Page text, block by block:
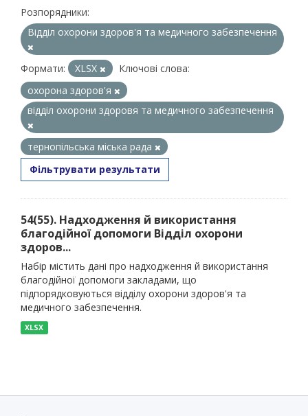
Розпорядники:
Відділ охорони здоров'я та медичного забезпечення
Формати: XLSX
Ключові слова:
охорона здоров'я
відділ охорони здоровя та медичного забезпечення
тернопільська міська рада
Фільтрувати результати
54(55). Надходження й використання
благодійної допомоги Відділ охорони
здоров...
Набір містить дані про надходження й використання
благодійної допомоги закладами, що
підпорядковуються відділу охорони здоров'я та
медичного забезпечення.
XLSX